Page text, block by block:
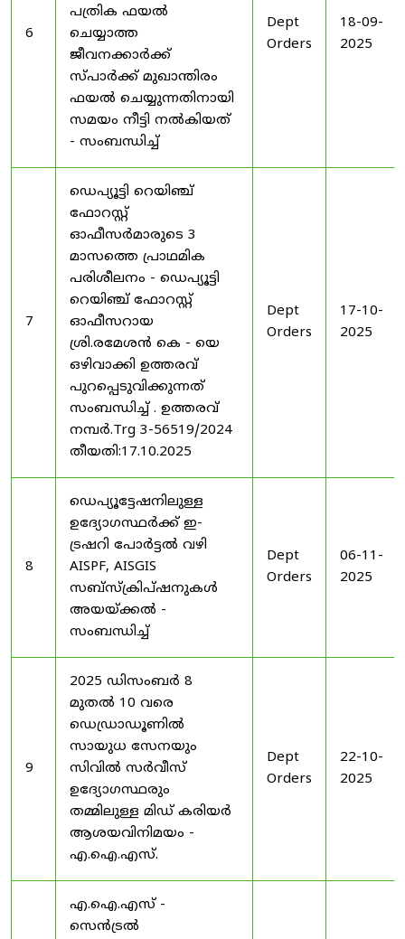
6
പത്രിക ഫയൽ
ചെയ്യാത്ത
ജീവനക്കാർക്ക്
സ്പാർക്ക് മുഖാന്തിരം
ഫയൽ ചെയ്യുന്നതിനായി
സമയം നീട്ടി നൽകിയത്
- സംബന്ധിച്ച്
Dept
Orders
18-09-
2025
7
ഡെപ്യൂട്ടി റെയിഞ്ച്
ഫോറസ്റ്റ്
ഓഫീസർമാരുടെ 3
മാസത്തെ പ്രാഥമിക
പരിശീലനം - ഡെപ്യൂട്ടി
റെയിഞ്ച് ഫോറസ്റ്റ്
ഓഫീസറായ
ശ്രി.രമേശൻ കെ - യെ
ഒഴിവാക്കി ഉത്തരവ്
പുറപ്പെടുവിക്കുന്നത്
സംബന്ധിച്ച് . ഉത്തരവ്
നമ്പർ.Trg 3-56519/2024
തീയതി:17.10.2025
Dept
Orders
17-10-
2025
8
ഡെപ്യൂട്ടേഷനിലുള്ള
ഉദ്യോഗസ്ഥർക്ക് ഇ-
ട്രഷറി പോർട്ടൽ വഴി
AISPF, AISGIS
സബ്‌സ്‌ക്രിപ്‌ഷനുകൾ
അയയ്ക്കൽ -
സംബന്ധിച്ച്
Dept
Orders
06-11-
2025
9
2025 ഡിസംബർ 8
മുതൽ 10 വരെ
ഡെഡ്രാഡൂണിൽ
സായുധ സേനയും
സിവിൽ സർവീസ്
ഉദ്യോഗസ്ഥരും
തമ്മിലുള്ള മിഡ് കരിയർ
ആശയവിനിമയം -
എ.ഐ.എസ്.
Dept
Orders
22-10-
2025
എ.ഐ.എസ് -
സെൻട്രൽ